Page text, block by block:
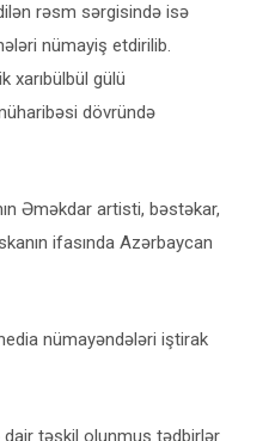
rəsm sərgisində isə
nümayiş etdirilib.
xarıbülbül gülü
dövründə
Əməkdar artisti, bəstəkar,
ifasında Azərbaycan
nümayəndələri iştirak
dair təşkil olunmuş tədbirlər